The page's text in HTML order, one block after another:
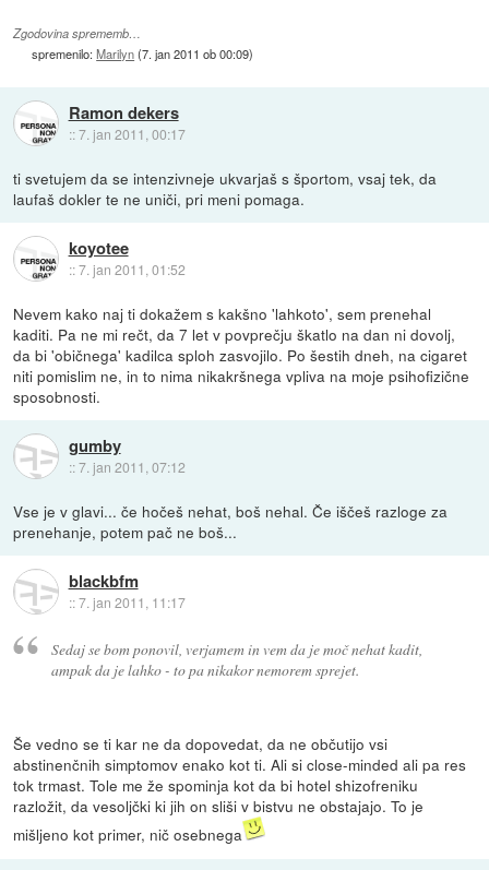
Zgodovina sprememb…
spremenilo:Marilyn(7. jan 2011 ob 00:09)
Ramon dekers
::7. jan 2011, 00:17
ti svetujem da se intenzivneje ukvarjaš s športom, vsaj tek, da
laufaš dokler te ne uniči, pri meni pomaga.
koyotee
::7. jan 2011, 01:52
Nevem kako naj ti dokažem s kakšno 'lahkoto', sem prenehal
kaditi. Pa ne mi rečt, da 7 let v povprečju škatlo na dan ni dovolj,
da bi 'običnega' kadilca sploh zasvojilo. Po šestih dneh, na cigaret
niti pomislim ne, in to nima nikakršnega vpliva na moje psihofizične
sposobnosti.
gumby
::7. jan 2011, 07:12
Vse je v glavi... če hočeš nehat, boš nehal. Če iščeš razloge za
prenehanje, potem pač ne boš...
blackbfm
::7. jan 2011, 11:17
Sedaj se bom ponovil, verjamem in vem da je moč nehat kadit,
ampak da je lahko - to pa nikakor nemorem sprejet.
Še vedno se ti kar ne da dopovedat, da ne občutijo vsi
abstinenčnih simptomov enako kot ti. Ali si close-minded ali pa res
tok trmast. Tole me že spominja kot da bi hotel shizofreniku
razložit, da vesoljčki ki jih on sliši v bistvu ne obstajajo. To je
mišljeno kot primer, nič osebnega